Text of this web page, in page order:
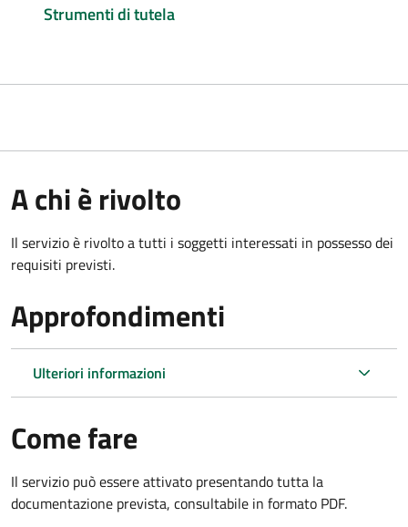
Strumenti di tutela
A chi è rivolto
Il servizio è rivolto a tutti i soggetti interessati in possesso dei
requisiti previsti.
Approfondimenti
Ulteriori informazioni
Come fare
Il servizio può essere attivato presentando tutta la
documentazione prevista, consultabile in formato PDF.